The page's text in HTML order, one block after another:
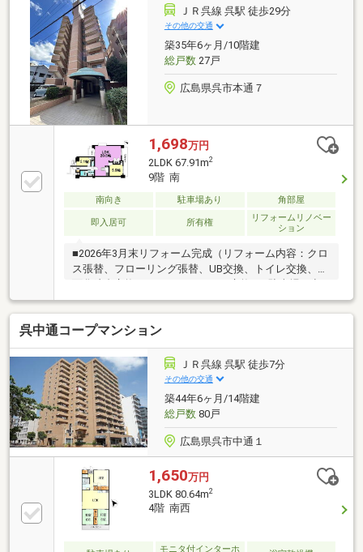
ださい。☆まずはその目で現地をご覧ください！平日
も見学可能です（要予約）お電話またはメールにて事
前にご連絡ください
ＪＲ呉線 呉駅 徒歩29分
その他の交通
築35年6ヶ月/10階建
総戸数27戸
広島県呉市本通７
1,698万円
2LDK 67.91m2
9階 南
南向き 駐車場あり 角部屋
即入居可 所有権
リフォームリノベー
ション
■2026年3月末リフォーム完成（リフォーム内容：クロ
ス張替、フローリング張替、UB交換、トイレ交換、洗
面化粧台交換、システムキッチン交換）■駐車場：空
き状況は都度確認■認定こども園せいれんじ…約210ｍ
（徒歩3分）／ファミリーマート 呉伏原店…約260ｍ
（徒歩4分）／ピュアークック長ノ木店…約270ｍ（徒
歩4分）／呉吾妻郵便局…約650m（徒歩9分）／呉市医
師会病院…約120m（徒歩2分）■担当：加藤
呉中通コープマンション
ＪＲ呉線 呉駅 徒歩7分
その他の交通
築44年6ヶ月/14階建
総戸数80戸
広島県呉市中通１
1,650万円
3LDK 80.64m2
4階 南西
モニタ付インターホ